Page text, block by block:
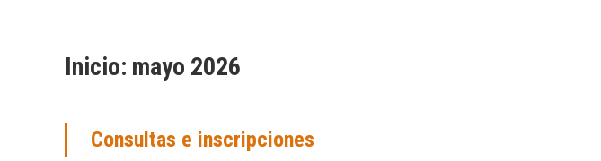
Inicio: mayo 2026
Consultas e inscripciones